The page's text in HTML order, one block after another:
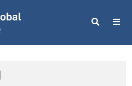
Search